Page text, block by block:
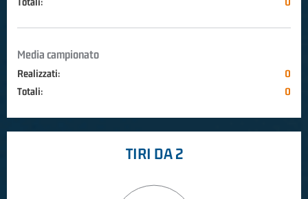
Media campionato
Realizzati:
0
Totali:
0
TIRI DA 2